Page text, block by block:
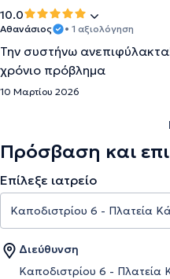
10.0
Αθανάσιος • 1 αξιολόγηση
Την συστήνω
χρόνιο πρόβλημα
10 Μαρτίου 2026
Πρόσβαση και
Επίλεξε ιατρείο
Διεύθυνση
Καποδιστρίου 6 - Πλατεία